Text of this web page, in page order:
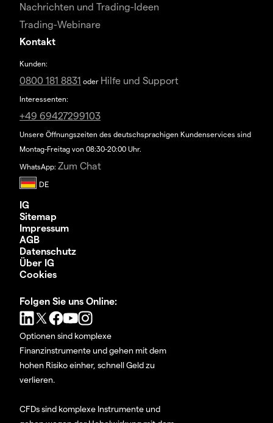
Nachrichten und Trading-Ideen
Trading-Webinare
Kontakt
Kunden:
0800 181 8831 oder Hilfe und Support
Interessenten:
+49 69427299103
Unsere Öffnungszeiten des deutschsprachigen Kundenservices sind
Montag-Freitag von 08:30-20:00 Uhr.
WhatsApp: Zum Chat
IG
Sitemap
Impressum
AGB
Datenschutz
Über IG
Cookies
Folgen Sie uns Online:
Optionen sind komplexe
Finanzinstrumente und gehen mit dem
hohen Risiko einher, schnell Geld zu
verlieren.
CFDs sind komplexe Instrumente und